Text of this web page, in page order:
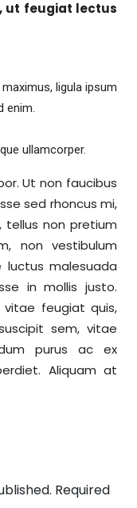
ut feugiat lectus
ligula ipsum
enim.
ullamcorper.
Ut non faucibus
sed rhoncus mi,
tellus non pretium
non vestibulum
luctus malesuada
in mollis justo.
vitae feugiat quis,
sem, vitae
purus ac ex
Aliquam at
Required